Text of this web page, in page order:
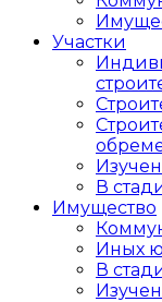
Участки
В
Имущество
Иных
В